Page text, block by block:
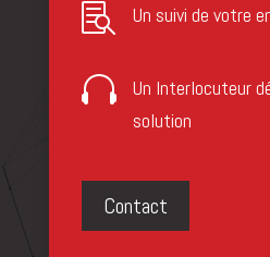
 Un suivi de votre

Un lnterlocuteur
solution
Contact